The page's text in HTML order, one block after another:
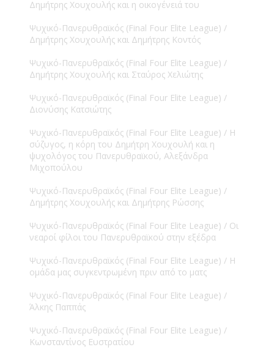
Δημήτρης Χουχουλής και η οικογένειά του
Ψυχικό-Πανερυθραϊκός (Final Four Elite League) /
Δημήτρης Χουχουλής και Δημήτρης Κοντός
Ψυχικό-Πανερυθραϊκός (Final Four Elite League) /
Δημήτρης Χουχουλής και Σταύρος Χελιώτης
Ψυχικό-Πανερυθραϊκός (Final Four Elite League) /
Διονύσης Κατσιώτης
Ψυχικό-Πανερυθραϊκός (Final Four Elite League) / Η
σύζυγος, η κόρη του Δημήτρη Χουχουλή και η
ψυχολόγος του Πανερυθραϊκού, Αλεξάνδρα
Μιχοπούλου
Ψυχικό-Πανερυθραϊκός (Final Four Elite League) /
Δημήτρης Χουχουλής και Δημήτρης Ρώσσης
Ψυχικό-Πανερυθραϊκός (Final Four Elite League) / Οι
νεαροί φίλοι του Πανερυθραϊκού στην εξέδρα
Ψυχικό-Πανερυθραϊκός (Final Four Elite League) / Η
ομάδα μας συγκεντρωμένη πριν από το ματς
Ψυχικό-Πανερυθραϊκός (Final Four Elite League) /
Άλκης Παππάς
Ψυχικό-Πανερυθραϊκός (Final Four Elite League) /
Κωνσταντίνος Ευστρατίου